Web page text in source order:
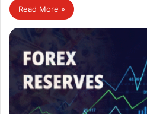
Read More »